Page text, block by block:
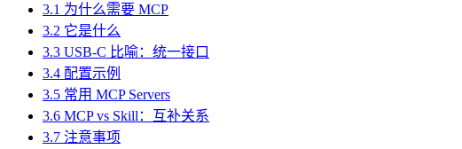
3.1 为什么需要 MCP
3.2 它是什么
3.3 USB-C 比喻：统一接口
3.4 配置示例
3.5 常用 MCP Servers
3.6 MCP vs Skill：互补关系
3.7 注意事项